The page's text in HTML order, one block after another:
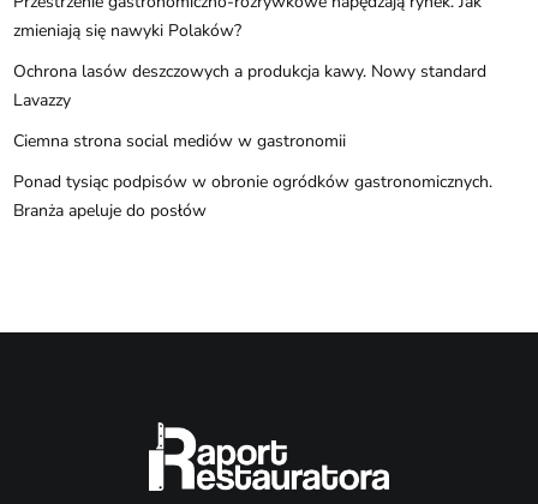
zmieniają się nawyki Polaków?
Ochrona lasów deszczowych a produkcja kawy. Nowy standard
Lavazzy
Ciemna strona social mediów w gastronomii
Ponad tysiąc podpisów w obronie ogródków gastronomicznych.
Branża apeluje do posłów